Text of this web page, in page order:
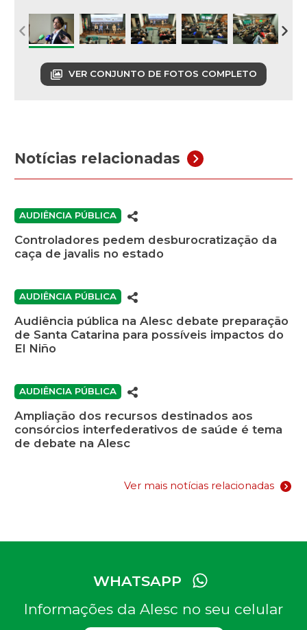
VER CONJUNTO DE FOTOS COMPLETO
Notícias relacionadas
AUDIÊNCIA PÚBLICA
Controladores pedem desburocratização da
caça de javalis no estado
AUDIÊNCIA PÚBLICA
Audiência pública na Alesc debate preparação
de Santa Catarina para possíveis impactos do
El Niño
AUDIÊNCIA PÚBLICA
Ampliação dos recursos destinados aos
consórcios interfederativos de saúde é tema
de debate na Alesc
Ver mais notícias relacionadas
WHATSAPP
Informações da Alesc no seu celular